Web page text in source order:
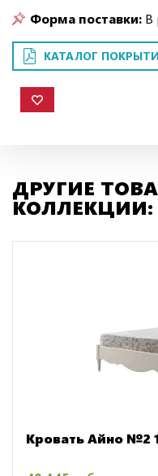
Форма поставки: В
КАТАЛОГ
ДРУГИЕ
КОЛЛЕКЦИИ:
Кровать Айно №2